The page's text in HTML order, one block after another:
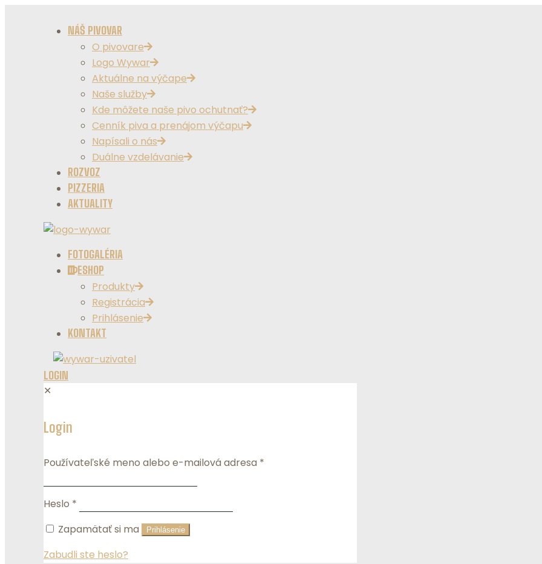
NÁŠ PIVOVAR
O pivovare
Logo Wywar
Aktuálne na výčape
Naše služby
Kde môžete naše pivo ochutnať?
Cenník piva a prenájom výčapu
Napísali o nás
Duálne vzdelávanie
ROZVOZ
PIZZERIA
AKTUALITY
FOTOGALÉRIA
ESHOP
Produkty
Registrácia
Prihlásenie
KONTAKT
LOGIN
✕
Login
Používateľské meno alebo e-mailová adresa *
Heslo *
Zapamätať si ma
Prihlásenie
Zabudli ste heslo?